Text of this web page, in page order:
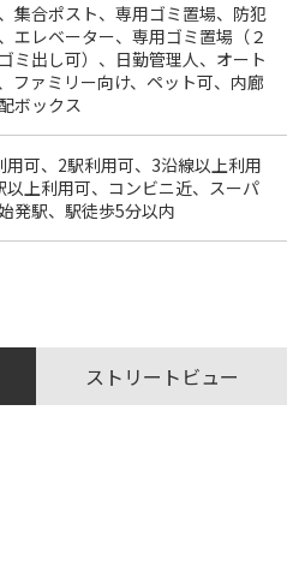
集合ポスト、専用ゴミ置場、防犯
エレベーター、専用ゴミ置場（２
ミ出し可）、日勤管理人、オート
ファミリー向け、ペット可、内廊
ボックス
用可、2駅利用可、3沿線以上利用
以上利用可、コンビニ近、スーパ
発駅、駅徒歩5分以内
ストリートビュー